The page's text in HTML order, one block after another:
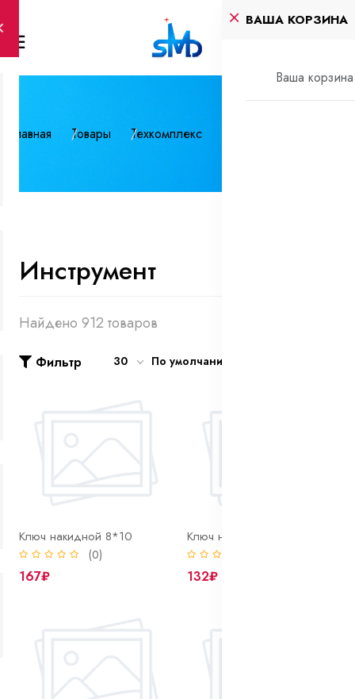
ВАША КОРЗИНА
Ваша корзина
Главная Товары Техкомплекс
Инструмент
Найдено 912 товаров
Фильтр 30 По умолчанию
Ключ накидной 8*10
(0)
167₽
Ключ накидной 8*9
132₽